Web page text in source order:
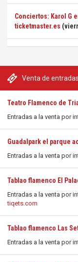
Venta de
Teatro Flamenco de
Entradas a la venta por
Guadalpark el parque
Entradas a la venta por
Tablao flamenco El
Entradas a la venta por
tiqets.com
Tablao flamenco Las
Entradas a la venta por
Conciertos: Karol G
ticketmaster.es